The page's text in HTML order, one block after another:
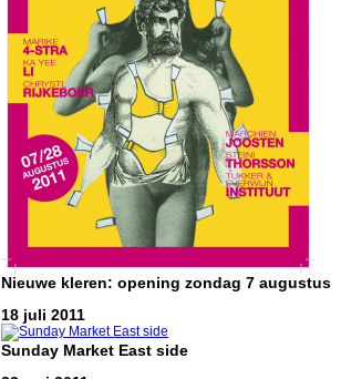
Nieuwe kleren: opening zondag 7 augustus
18 juli 2011
Sunday Market East side